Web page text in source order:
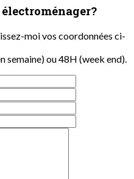
électroménager?
moi vos coordonnées ci-
semaine) ou 48H (week end).